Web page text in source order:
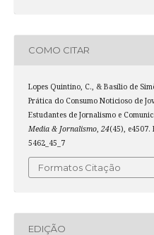
COMO CITAR
Lopes Quintino, C., & Basílio de
Prática do Consumo Noticioso de
Estudantes de Jornalismo e
Media & Jornalismo, 24(45), e4507.
5462_45_7
Formatos Citação
EDIÇÃO